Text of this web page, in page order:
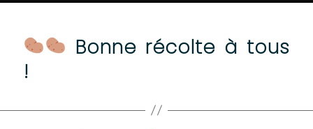
Bonne récolte à tous
!